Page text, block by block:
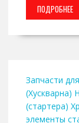
ПОДРОБНЕЕ
Запчасти
(Хускварна)
(стартера)
элементы